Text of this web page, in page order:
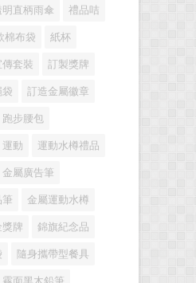
直柄雨傘 禮品咭
棉布袋 紙杯
套裝 訂製獎牌
訂造金屬徽章
跑步腰包
運動 運動水樽禮品
金屬廣告筆
筆 金屬運動水樽
牌 錦旗紀念品
隨身攜帶型餐具